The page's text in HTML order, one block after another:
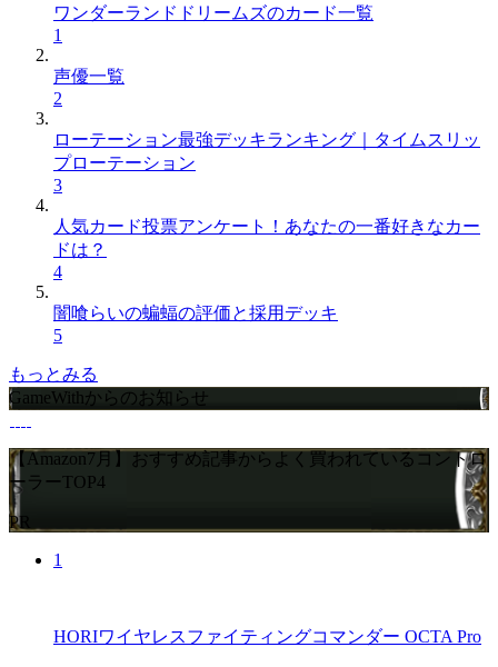
ワンダーランドドリームズのカード一覧
1
声優一覧
2
ローテーション最強デッキランキング｜タイムスリッ
プローテーション
3
人気カード投票アンケート！あなたの一番好きなカー
ドは？
4
闇喰らいの蝙蝠の評価と採用デッキ
5
もっとみる
GameWithからのお知らせ
【Amazon7月】おすすめ記事からよく買われているコントロ
ーラーTOP4
PR
1
HORIワイヤレスファイティングコマンダー OCTA Pro